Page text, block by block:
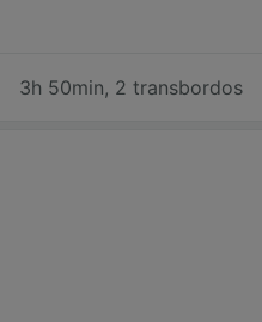
3h 50min, 2 transbordos